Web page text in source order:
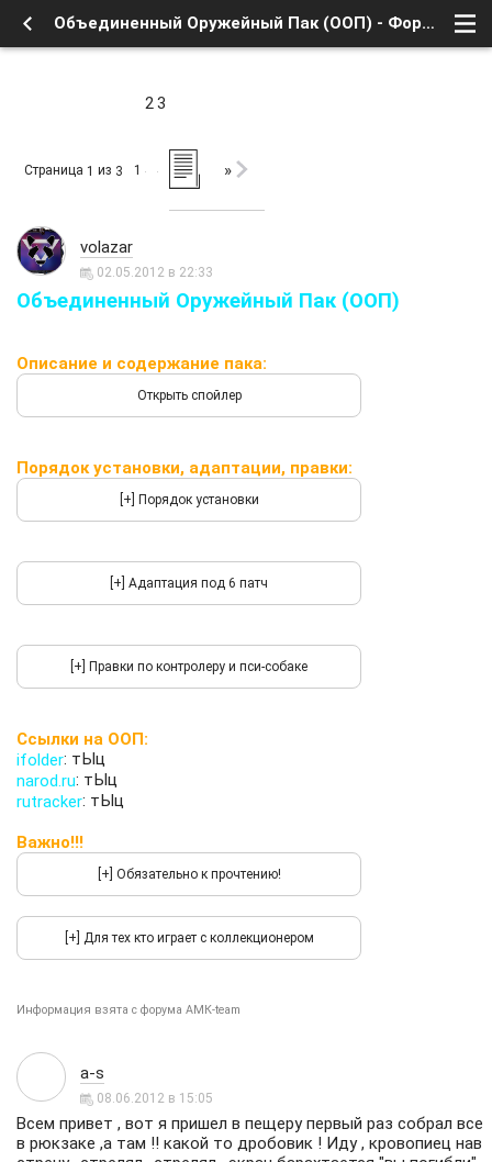
Объединенный Оружейный Пак (ООП) - Форум
Страница 1 из 3 1
23
»
volazar
02.05.2012 в 22:33
Объединенный Оружейный Пак (ООП)
Описание и содержание пака:
Порядок установки, адаптации, правки:
Ссылки на ООП:
ifolder: тЫц
narod.ru: тЫц
rutracker: тЫц
Важно!!!
Информация взята с форума АМК-team
a-s
08.06.2012 в 15:05
Всем привет , вот я пришел в пещеру первый раз собрал все
в рюкзаке ,а там !! какой то дробовик ! Иду , кровопиец нав